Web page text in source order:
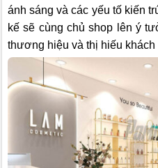
ánh sáng và các yếu tố kiến
kế sẽ cùng chủ shop lên ý
thương hiệu và thị hiếu